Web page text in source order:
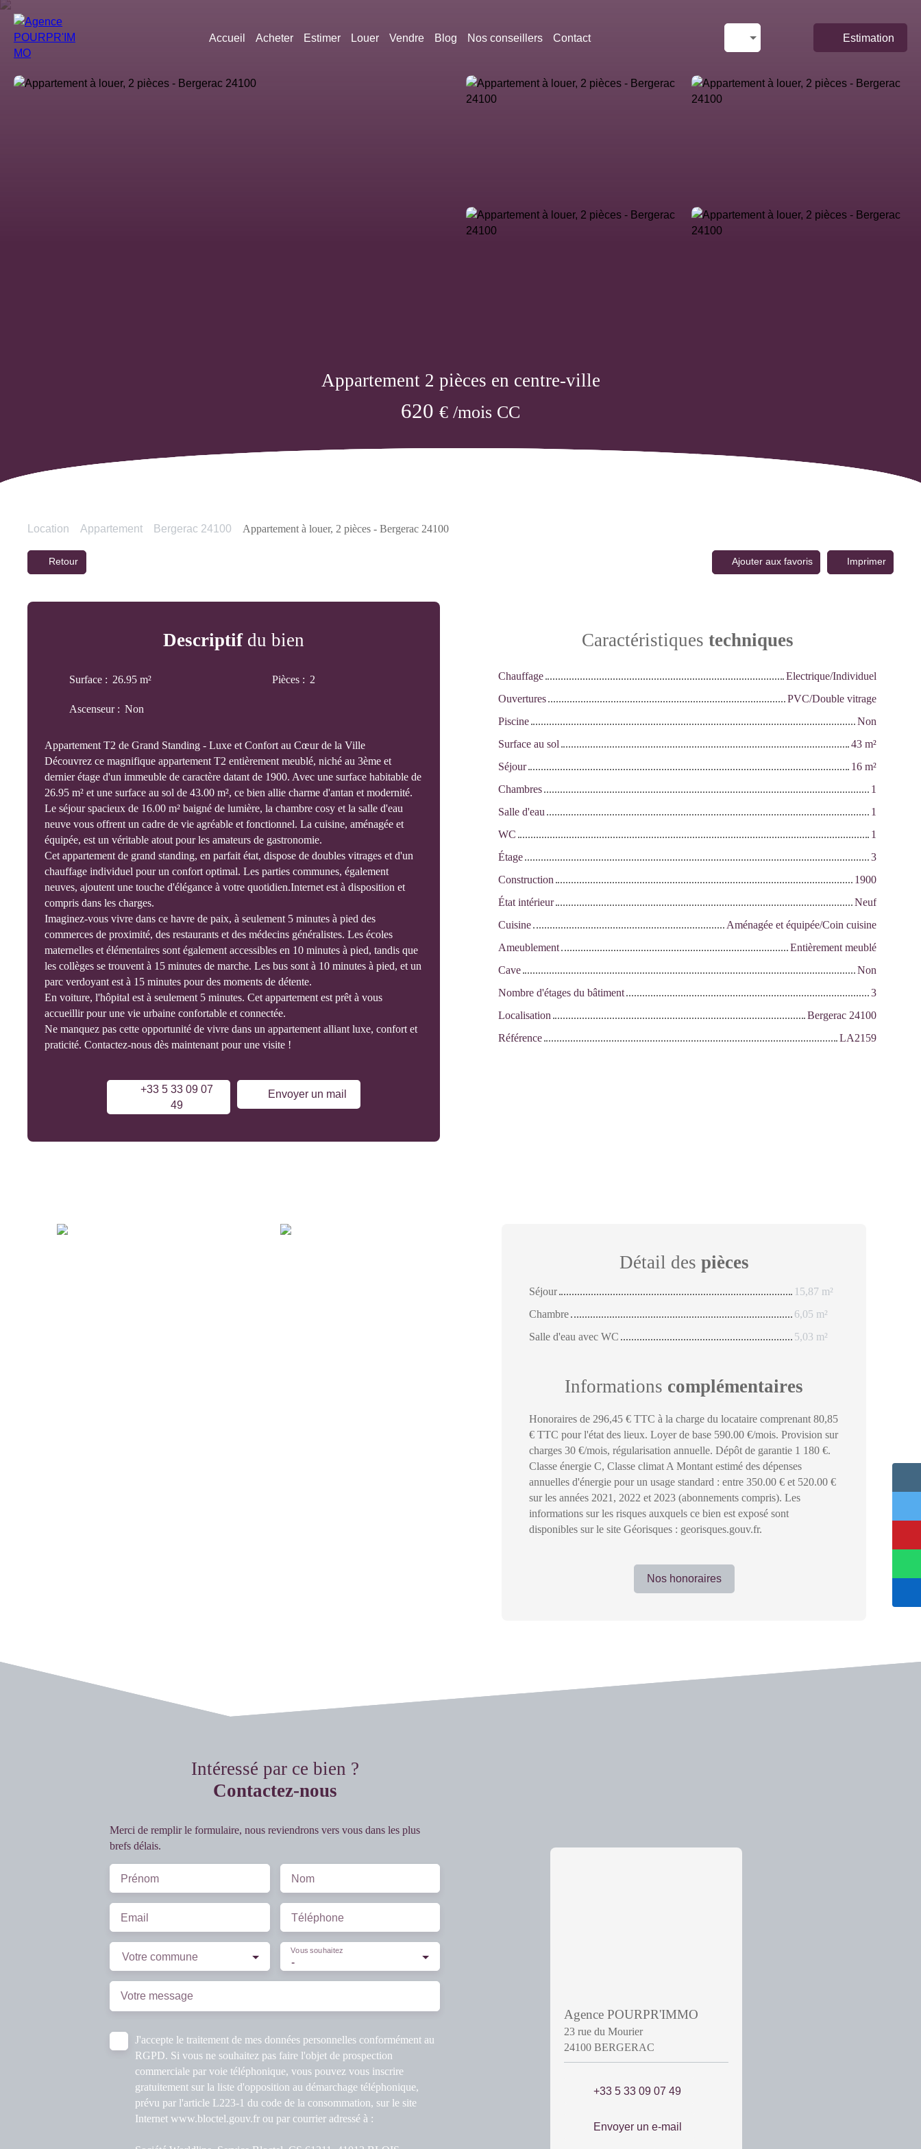
Accueil Acheter Estimer Louer Vendre Blog Nos conseillers Contact Estimation
Appartement 2 pièces en centre-ville
620 € /mois CC
Location Appartement Bergerac 24100 Appartement à louer, 2 pièces - Bergerac 24100
Retour Ajouter aux favoris Imprimer
Descriptifdu bien
Surface : 26.95 m² Pièces : 2
Ascenseur: Non
Appartement T2 de Grand Standing - Luxe et Confort au Cœur de la Ville
Découvrez ce magnifique appartement T2 entièrement meublé, niché au 3ème et
dernier étage d'un immeuble de caractère datant de 1900. Avec une surface habitable de
26.95 m² et une surface au sol de 43.00 m², ce bien allie charme d'antan et modernité.
Le séjour spacieux de 16.00 m² baigné de lumière, la chambre cosy et la salle d'eau
neuve vous offrent un cadre de vie agréable et fonctionnel. La cuisine, aménagée et
équipée, est un véritable atout pour les amateurs de gastronomie.
Cet appartement de grand standing, en parfait état, dispose de doubles vitrages et d'un
chauffage individuel pour un confort optimal. Les parties communes, également
neuves, ajoutent une touche d'élégance à votre quotidien.Internet est à disposition et
compris dans les charges.
Imaginez-vous vivre dans ce havre de paix, à seulement 5 minutes à pied des
commerces de proximité, des restaurants et des médecins généralistes. Les écoles
maternelles et élémentaires sont également accessibles en 10 minutes à pied, tandis que
les collèges se trouvent à 15 minutes de marche. Les bus sont à 10 minutes à pied, et un
parc verdoyant est à 15 minutes pour des moments de détente.
En voiture, l'hôpital est à seulement 5 minutes. Cet appartement est prêt à vous
accueillir pour une vie urbaine confortable et connectée.
Ne manquez pas cette opportunité de vivre dans un appartement alliant luxe, confort et
praticité. Contactez-nous dès maintenant pour une visite !
+33 5 33 09 07
49
Envoyer un mail
Caractéristiques techniques
Chauffage
Electrique/Individuel
Ouvertures
PVC/Double vitrage
Piscine
Non
Surface au sol
43 m²
Séjour
16 m²
Chambres
1
Salle d'eau
1
WC
1
Étage
3
Construction
1900
État intérieur
Neuf
Cuisine
Aménagée et équipée/Coin cuisine
Ameublement
Entièrement meublé
Cave
Non
Nombre d'étages du bâtiment
3
Localisation
Bergerac 24100
Référence
LA2159
Détail des pièces
Séjour
15,87 m²
Chambre
6,05 m²
Salle d'eau avec WC
5,03 m²
Informations complémentaires
Honoraires de 296,45 € TTC à la charge du locataire comprenant 80,85
€ TTC pour l'état des lieux. Loyer de base 590.00 €/mois. Provision sur
charges 30 €/mois, régularisation annuelle. Dépôt de garantie 1 180 €.
Classe énergie C, Classe climat A Montant estimé des dépenses
annuelles d'énergie pour un usage standard : entre 350.00 € et 520.00 €
sur les années 2021, 2022 et 2023 (abonnements compris). Les
informations sur les risques auxquels ce bien est exposé sont
disponibles sur le site Géorisques : georisques.gouv.fr.
Nos honoraires
Intéressé par ce bien ?
Contactez-nous
Merci de remplir le formulaire, nous reviendrons vers vous dans les plus
brefs délais.
Prénom Nom
Email Téléphone
Votre commune -
Vous souhaitez
Votre message
J'accepte le traitement de mes données personnelles conformément au
RGPD. Si vous ne souhaitez pas faire l'objet de prospection
commerciale par voie téléphonique, vous pouvez vous inscrire
gratuitement sur la liste d'opposition au démarchage téléphonique,
prévu par l'article L223-1 du code de la consommation, sur le site
Internet www.bloctel.gouv.fr ou par courrier adressé à :
Agence POURPR'IMMO
23 rue du Mourier
24100 BERGERAC
+33 5 33 09 07 49
Envoyer un e-mail